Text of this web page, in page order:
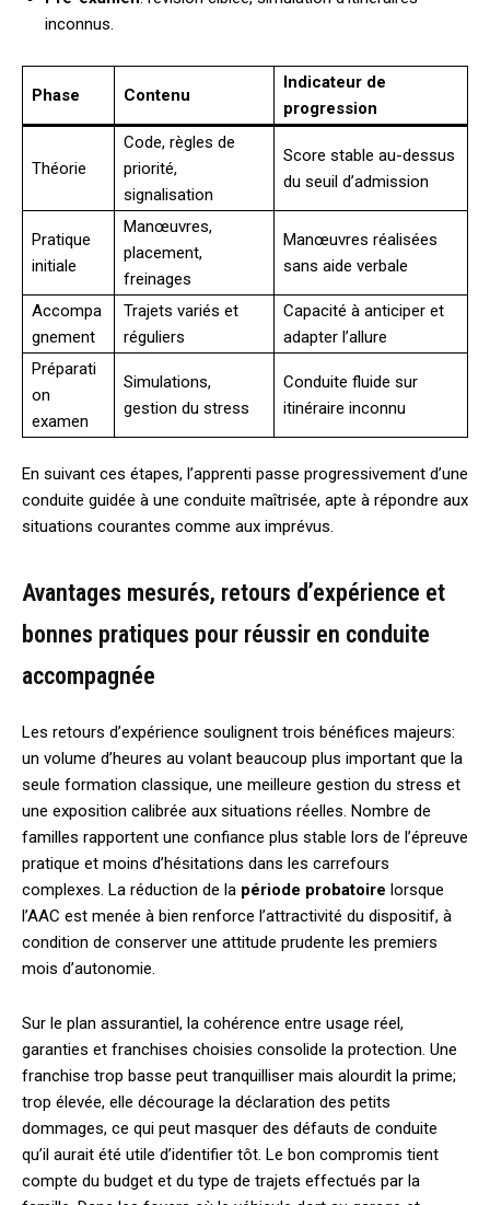
inconnus.
Phase Contenu
Indicateur de
progression
Théorie
Code, règles de
priorité,
signalisation
Score stable au-dessus
du seuil d’admission
Pratique
initiale
Manœuvres,
placement,
freinages
Manœuvres réalisées
sans aide verbale
Accompa
gnement
Trajets variés et
réguliers
Capacité à anticiper et
adapter l’allure
Préparati
on
examen
Simulations,
gestion du stress
Conduite fluide sur
itinéraire inconnu
En suivant ces étapes, l’apprenti passe progressivement d’une
conduite guidée à une conduite maîtrisée, apte à répondre aux
situations courantes comme aux imprévus.
Avantages mesurés, retours d’expérience et
bonnes pratiques pour réussir en conduite
accompagnée
Les retours d’expérience soulignent trois bénéfices majeurs:
un volume d’heures au volant beaucoup plus important que la
seule formation classique, une meilleure gestion du stress et
une exposition calibrée aux situations réelles. Nombre de
familles rapportent une confiance plus stable lors de l’épreuve
pratique et moins d’hésitations dans les carrefours
complexes. La réduction de la période probatoire lorsque
l’AAC est menée à bien renforce l’attractivité du dispositif, à
condition de conserver une attitude prudente les premiers
mois d’autonomie.
Sur le plan assurantiel, la cohérence entre usage réel,
garanties et franchises choisies consolide la protection. Une
franchise trop basse peut tranquilliser mais alourdit la prime;
trop élevée, elle décourage la déclaration des petits
dommages, ce qui peut masquer des défauts de conduite
qu’il aurait été utile d’identifier tôt. Le bon compromis tient
compte du budget et du type de trajets effectués par la